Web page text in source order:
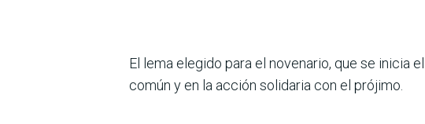
El lema elegido para el novenario, que se inicia
común y en la acción solidaria con el prójimo.